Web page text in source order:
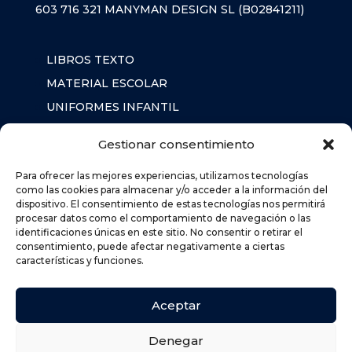
Gestionar consentimiento
Para ofrecer las mejores experiencias, utilizamos tecnologías
como las cookies para almacenar y/o acceder a la información del
dispositivo. El consentimiento de estas tecnologías nos permitirá
procesar datos como el comportamiento de navegación o las
identificaciones únicas en este sitio. No consentir o retirar el
consentimiento, puede afectar negativamente a ciertas
características y funciones.
Aceptar
Denegar
603 716 321 MANYMAN DESIGN SL (B02841211)
LIBROS TEXTO
MATERIAL ESCOLAR
UNIFORMES INFANTIL
AVISO LEGAL
POLÍTICA DE PRIVACIDAD
POLÍTICA DE COOKIES (UE)
POLÍTICA DE ENVÍOS